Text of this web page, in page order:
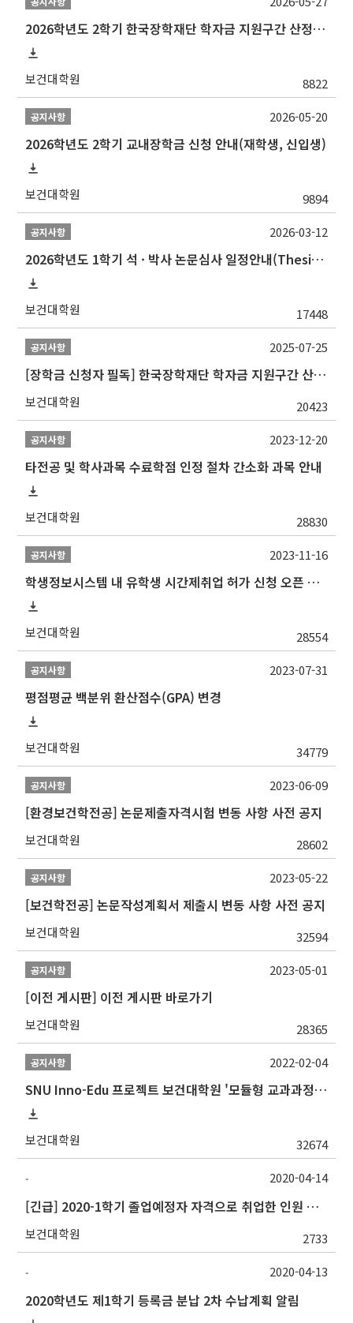
2026학년도 2학기 한국장학재단 학자금 지원구간 산정 신청 안내
보건대학원 8822
공지사항
2026학년도 2학기 교내장학금 신청 안내(재학생, 신입생)
보건대학원 9894
2026-05-20
공지사항
2026학년도 1학기 석 · 박사 논문심사 일정안내(Thesis Defense Schedules)
보건대학원 17448
2026-03-12
공지사항
[장학금 신청자 필독] 한국장학재단 학자금 지원구간 산정 권고
보건대학원 20423
2025-07-25
공지사항
타전공 및 학사과목 수료학점 인정 절차 간소화 과목 안내
보건대학원 28830
2023-12-20
공지사항
학생정보시스템 내 유학생 시간제취업 허가 신청 오픈 안내
보건대학원 28554
2023-11-16
공지사항
평점평균 백분위 환산점수(GPA) 변경
보건대학원 34779
2023-07-31
공지사항
[환경보건학전공] 논문제출자격시험 변동 사항 사전 공지
보건대학원 28602
2023-06-09
공지사항
[보건학전공] 논문작성계획서 제출시 변동 사항 사전 공지
보건대학원 32594
2023-05-22
공지사항
[이전 게시판] 이전 게시판 바로가기
보건대학원 28365
2023-05-01
공지사항
SNU Inno-Edu 프로젝트 보건대학원 '모듈형 교과과정' 안내(revised 2022/2/28)
보건대학원 32674
2022-02-04
-
[긴급] 2020-1학기 졸업예정자 자격으로 취업한 인원 조사(4/15(수) 23:59 限)
보건대학원 2733
2020-04-14
-
2020학년도 제1학기 등록금 분납 2차 수납계획 알림
2020-04-13